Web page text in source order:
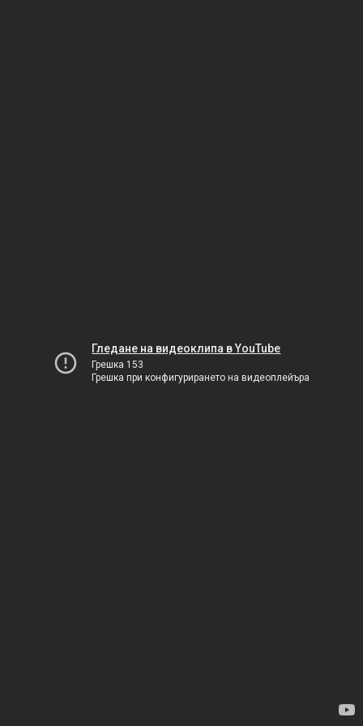
Гледане на видеоклипа в YouTube
Грешка 153
Грешка при конфигурирането на видеоплейъра